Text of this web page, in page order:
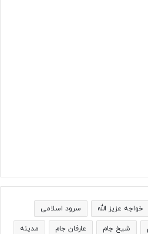
خواجه عزیز الله سرود اسلامی
شیخ جام عارفان جام مدینه